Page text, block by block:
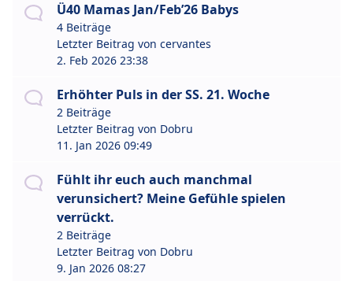
Ü40 Mamas Jan/Feb’26 Babys
4 Beiträge
Letzter Beitrag von cervantes
2. Feb 2026 23:38
Erhöhter Puls in der SS. 21. Woche
2 Beiträge
Letzter Beitrag von Dobru
11. Jan 2026 09:49
Fühlt ihr euch auch manchmal
verunsichert? Meine Gefühle spielen
verrückt.
2 Beiträge
Letzter Beitrag von Dobru
9. Jan 2026 08:27